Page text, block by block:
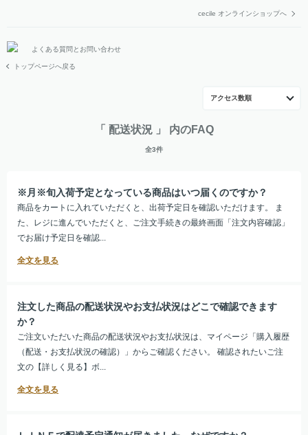
cecile オンラインショップへ
よくある質問とお問い合わせ
トップページへ戻る
アクセス数順
「 配送状況 」 内のFAQ
全3件
※月※旬入荷予定となっている商品はいつ届くのですか？
商品をカートに入れていただくと、出荷予定日を確認いただけます。 ま
た、レジに進んでいただくと、ご注文手続きの最終画面「注文内容確認」
でお届け予定日を確認...
注文した商品の配送状況やお支払状況はどこで確認できます
か？
ご注文いただいた商品の配送状況やお支払状況は、マイページ「購入履歴
（配送・お支払状況の確認）」からご確認ください。 確認されたいご注
文の【詳しく見る】ボ...